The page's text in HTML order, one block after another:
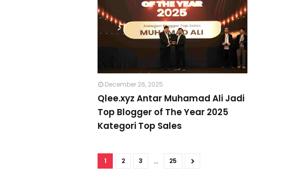
December 26, 2025
Qlee.xyz Antar Muhamad Ali Jadi
Top Blogger of The Year 2025
Kategori Top Sales
1 2 3 ... 25